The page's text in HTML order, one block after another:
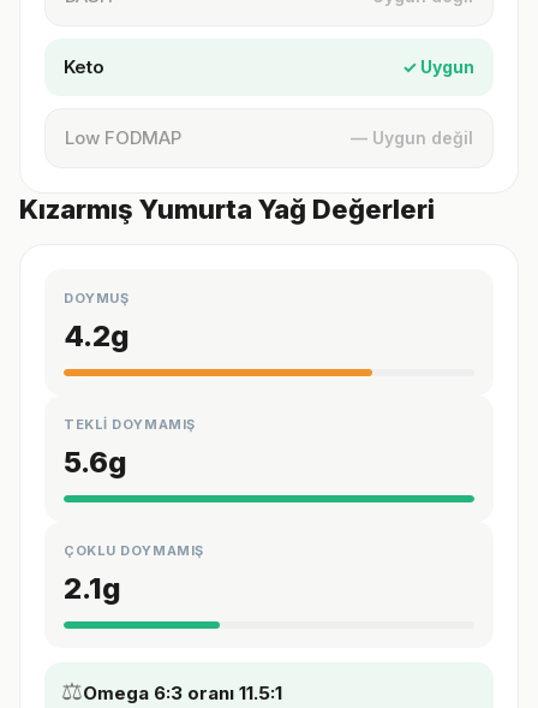
Keto ✓ Uygun
Low FODMAP — Uygun değil
Kızarmış Yumurta Yağ Değerleri
DOYMUŞ
4.2g
TEKLİ DOYMAMIŞ
5.6g
ÇOKLU DOYMAMIŞ
2.1g
⚖️Omega 6:3 oranı 11.5:1